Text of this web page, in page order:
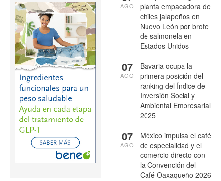
planta empacadora de
chiles jalapeños en
Nuevo León por brote
de salmonela en
Estados Unidos
AGO
Bavaria ocupa la
primera posición del
ranking del Índice de
Inversión Social y
Ambiental Empresarial
2025
07
AGO
México impulsa el café
de especialidad y el
comercio directo con
la Convención del
Café Oaxaqueño 2026
07
AGO